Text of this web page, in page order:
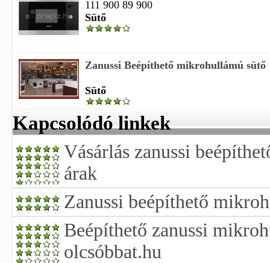
111 900 89 900
Sütő
Zanussi Beépíthető mikrohullámú sütő
Sütő
Kapcsolódó linkek
Vásárlás zanussi
árak
Zanussi beépíthető
Beépíthető zanussi
olcsóbbat.hu